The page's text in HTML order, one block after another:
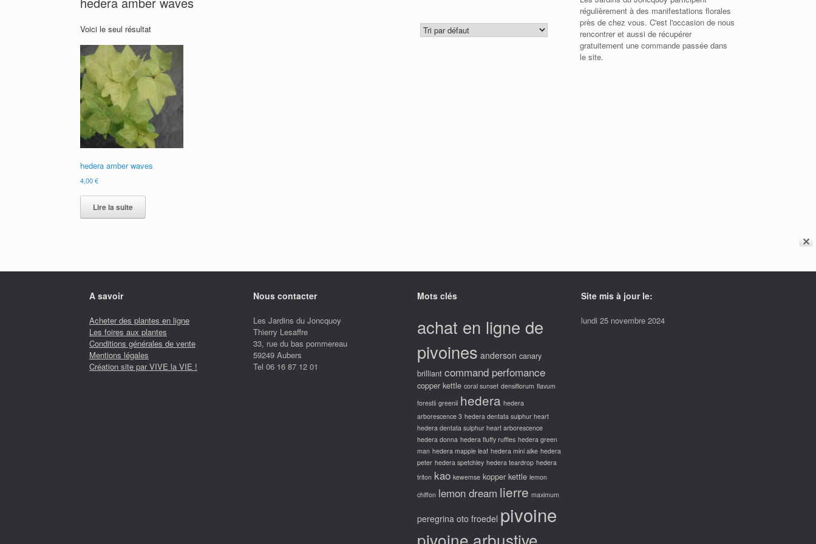
✕
Voici le seul résultat
hedera amber waves
4,00€
Lire la suite
régulièrement à des manifestations florales
près de chez vous. C'est l'occasion de nous
rencontrer et aussi de récupérer
gratuitement une commande passée dans
le site.
A savoir
Acheter des plantes en ligne
Les foires aux plantes
Conditions générales de vente
Mentions légales
Création site par VIVE la VIE !
Nous contacter
Les Jardins du Joncquoy
Thierry Lesaffre
33, rue du bas pommereau
59249 Aubers
Tel 06 16 87 12 01
Mots clés
achat en ligne de
pivoines anderson canary
brilliant command perfomance
copper kettle coral sunset densiflorum flavum
forestii greenii hedera hedera
arborescence 3 hedera dentata sulphur heart
hedera dentata sulphur heart arborescence
hedera donna hedera fluffy ruffles hedera green
man hedera mapple leaf hedera mini alke hedera
peter hedera spetchley hedera teardrop hedera
triton kao kewemse kopper kettle lemon
chiffon lemon dream lierre maximum
peregrina oto froedel pivoine
Site mis à jour le:
lundi 25 novembre 2024